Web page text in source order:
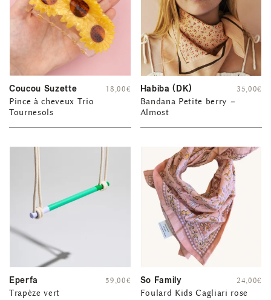
Coucou Suzette
Pince à cheveux Trio
Tournesols
18,00€ Habiba (DK)
Bandana Petite berry –
Almost
35,00€
Eperfa
Trapèze vert
59,00€ So Family
Foulard Kids Cagliari rose
24,00€